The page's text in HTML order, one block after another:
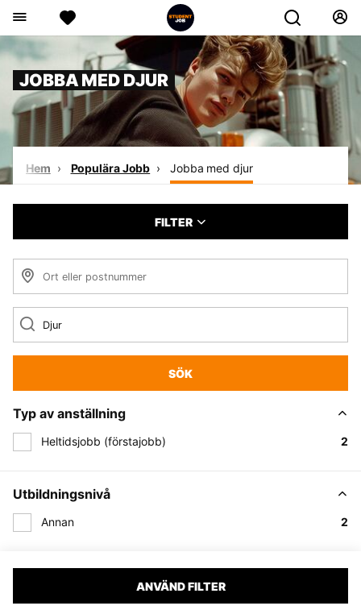
JOBBA MED DJUR
Hem Populära Jobb Jobba med djur
FILTER
SÖK
Typ av anställning
Heltidsjobb (förstajobb) 2
Utbildningsnivå
Annan 2
ANVÄND FILTER